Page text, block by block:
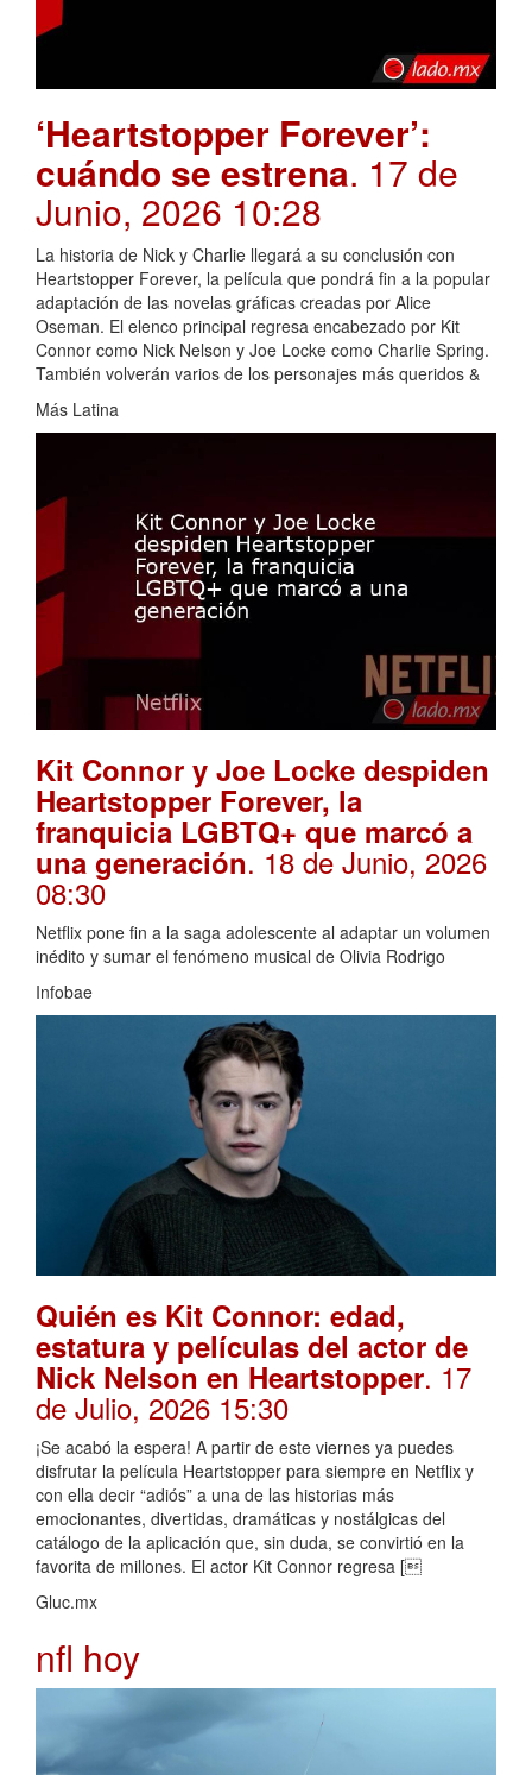
‘Heartstopper Forever’:
cuándo se estrena. 17 de
Junio, 2026 10:28
La historia de Nick y Charlie llegará a su conclusión con
Heartstopper Forever, la película que pondrá fin a la popular
adaptación de las novelas gráficas creadas por Alice
Oseman. El elenco principal regresa encabezado por Kit
Connor como Nick Nelson y Joe Locke como Charlie Spring.
También volverán varios de los personajes más queridos &
Más Latina
Kit Connor y Joe Locke despiden
Heartstopper Forever, la
franquicia LGBTQ+ que marcó a
una generación. 18 de Junio, 2026
08:30
Netflix pone fin a la saga adolescente al adaptar un volumen
inédito y sumar el fenómeno musical de Olivia Rodrigo
Infobae
Quién es Kit Connor: edad,
estatura y películas del actor de
Nick Nelson en Heartstopper. 17
de Julio, 2026 15:30
¡Se acabó la espera! A partir de este viernes ya puedes
disfrutar la película Heartstopper para siempre en Netflix y
con ella decir “adiós” a una de las historias más
emocionantes, divertidas, dramáticas y nostálgicas del
catálogo de la aplicación que, sin duda, se convirtió en la
favorita de millones. El actor Kit Connor regresa [
Gluc.mx
nfl hoy